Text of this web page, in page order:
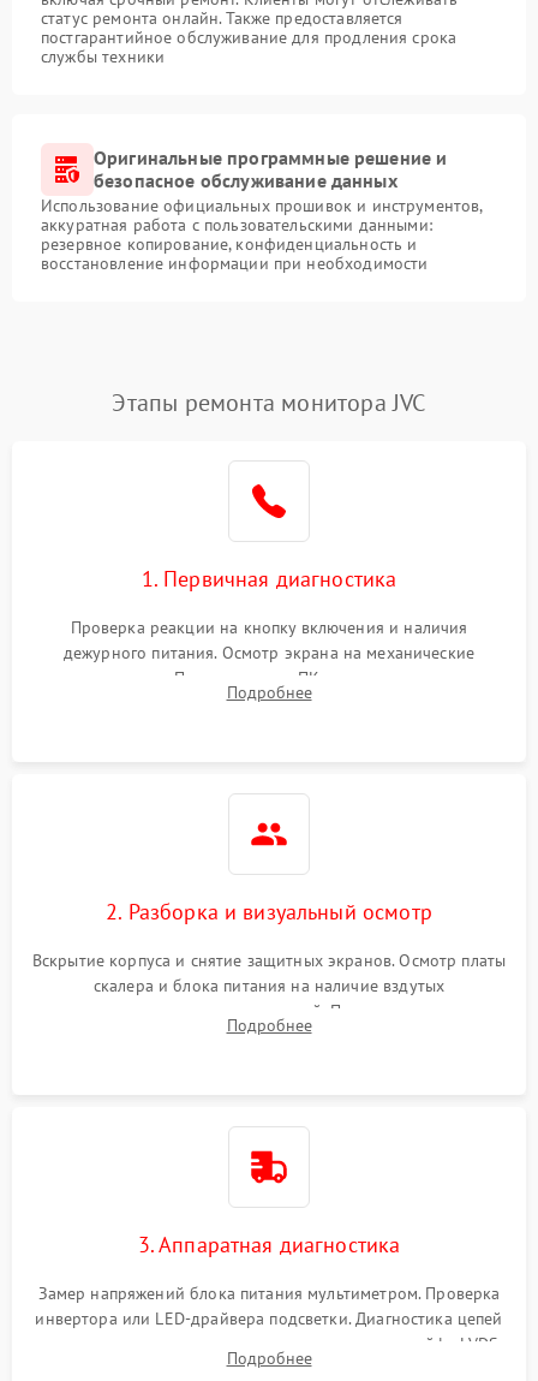
статус ремонта онлайн. Также предоставляется
постгарантийное обслуживание для продления срока
службы техники
Оригинальные программные решение и
безопасное обслуживание данных
Использование официальных прошивок и инструментов,
аккуратная работа с пользовательскими данными:
резервное копирование, конфиденциальность и
восстановление информации при необходимости
Этапы ремонта монитора JVC
1. Первичная диагностика
Проверка реакции на кнопку включения и наличия
дежурного питания. Осмотр экрана на механические
повреждения. Подключение к ПК для оценки вывода
изображения, работы подсветки и выявления артефактов на
Подробнее
2. Разборка и визуальный осмотр
Вскрытие корпуса и снятие защитных экранов. Осмотр платы
скалера и блока питания на наличие вздутых
конденсаторов, прогаров, окислений. Проверка надежности
контактов и целостности шлейфов матрицы.
Подробнее
3. Аппаратная диагностика
Замер напряжений блока питания мультиметром. Проверка
инвертора или LED-драйвера подсветки. Диагностика цепей
питания скалера и тестирование сигналов на шлейфе LVDS
Подробнее